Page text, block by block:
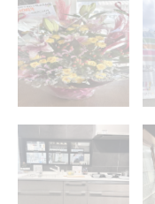
お花いただきまし
た。
Panasonicのショ
ールーム行ってき
ました